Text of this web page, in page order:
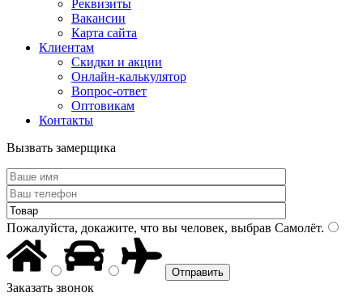
Реквизиты
Вакансии
Карта сайта
Клиентам
Скидки и акции
Онлайн-калькулятор
Вопрос-ответ
Оптовикам
Контакты
Вызвать замерщика
Пожалуйста, докажите, что вы человек, выбрав Самолёт.
Заказать звонок